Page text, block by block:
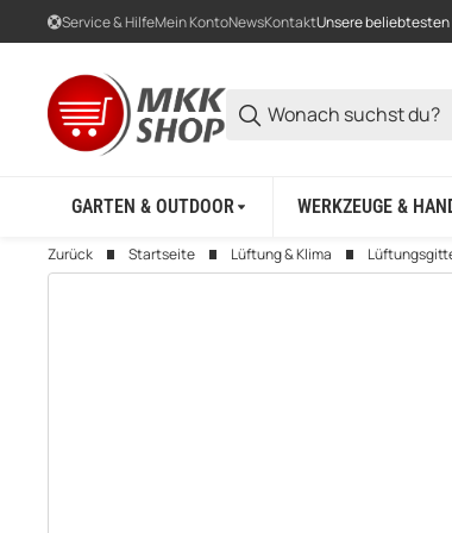
Service & HilfeMein KontoNewsKontaktUnsere
GARTEN & OUTDOOR WERKZEUGE &
Zurück Startseite Lüftung & Klima